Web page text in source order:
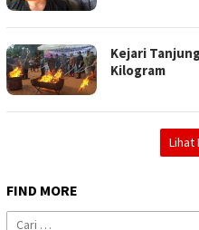
Kejari
Kilogram
Lihat
FIND MORE
Cari